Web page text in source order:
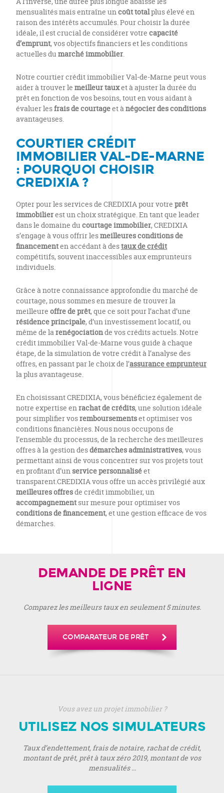
mensualités mais entraîne uncoût totalplus élevé en
raison des intérêts accumulés. Pour choisir la durée
idéale, il est crucial de considérer votre capacité
d’emprunt, vos objectifs financiers et les conditions
actuelles du marché immobilier.
Notre courtier crédit immobilier Val-de-Marne peut vous
aider à trouver le meilleur tauxet à ajuster la durée du
prêt en fonction de vos besoins, tout en vous aidant à
évaluer lesfrais de courtageet ànégocier des conditions
avantageuses.
COURTIER CRÉDIT
IMMOBILIER VAL-DE-MARNE
: POURQUOI CHOISIR
CREDIXIA ?
Opter pour les services de CREDIXIA pour votre prêt
immobilierest un choix stratégique. En tant que leader
dans le domaine du courtage immobilier, CREDIXIA
s’engage à vous offrir lesmeilleures conditions de
financementen accédant à destaux de crédit
compétitifs, souvent inaccessibles aux emprunteurs
individuels.
Grâce à notre connaissance approfondie du marché de
courtage, nous sommes en mesure de trouver la
meilleure offre de prêt, que ce soit pour l’achat d’une
résidence principale, d’un investissement locatif, ou
même de larenégociationde vos crédits actuels. Notre
crédit immobilier Val-de-Marne vous guide à chaque
étape, de la simulation de votre crédit à l’analyse des
offres, en passant par le choix de l’assurance emprunteur
la plus avantageuse.
En choisissant CREDIXIA, vous bénéficiez également de
notre expertise enrachat de crédits, une solution idéale
pour simplifier vosremboursementset optimiser vos
conditions financières. Nous nous occupons de
l’ensemble du processus, de la recherche des meilleures
offres à la gestion desdémarches administratives, vous
permettant ainsi de vous concentrer sur vos projets tout
en profitant d’un service personnaliséet
transparent.CREDIXIA vous offre un accès privilégié aux
meilleures offresde crédit immobilier, un
accompagnement sur mesure pour optimiser vos
conditions de financement, et une gestion efficace de vos
démarches.
DEMANDE DE PRÊT EN
LIGNE
Comparez les meilleurs taux en seulement 5 minutes.
COMPARATEUR DE PRÊT
Vous avez un projet immobilier ?
UTILISEZ NOS SIMULATEURS
Taux d’endettement, frais de notaire, rachat de crédit,
montant de prêt, prêt à taux zéro 2019, montant de vos
mensualités ...